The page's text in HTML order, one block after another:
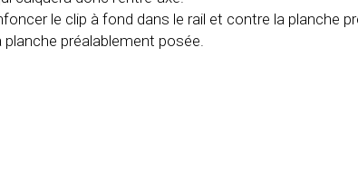
le clip à fond dans le rail et contre la planche
planche préalablement posée.